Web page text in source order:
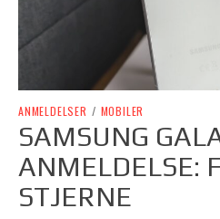
ANMELDELSER / MOBILER
SAMSUNG
ANMELDELSE:
STJERNE